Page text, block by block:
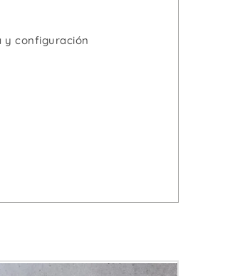
y configuración